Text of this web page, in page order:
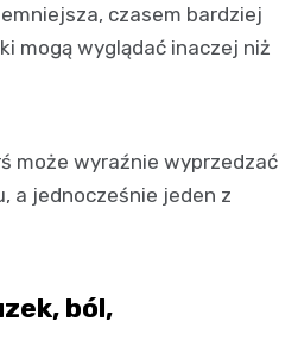
czasem bardziej
mogą wyglądać inaczej niż
może wyraźnie wyprzedzać
a jednocześnie jeden z
ból,